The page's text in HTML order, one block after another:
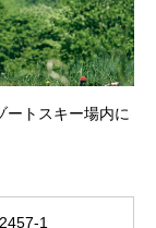
ートスキー場内に
1